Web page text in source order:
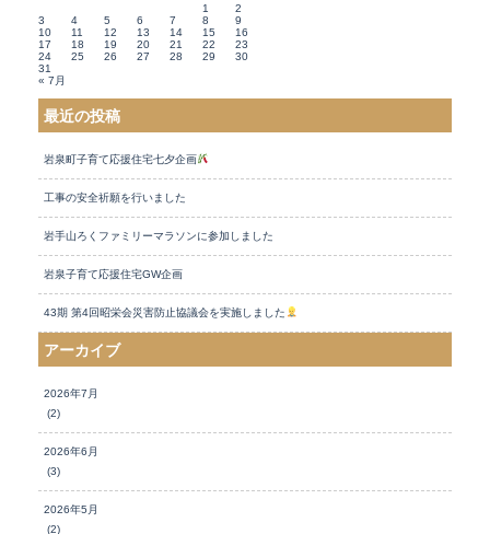
1
2
3
4 5 6 7 8
9
10
11 12 13 14 15
16
17
18 19 20 21 22
23
24
25 26 27 28 29
30
31
« 7月
最近の投稿
岩泉町子育て応援住宅七夕企画
工事の安全祈願を行いました
岩手山ろくファミリーマラソンに参加しました
岩泉子育て応援住宅GW企画
43期 第4回昭栄会災害防止協議会を実施しました
アーカイブ
2026年7月
(2)
2026年6月
(3)
2026年5月
(2)